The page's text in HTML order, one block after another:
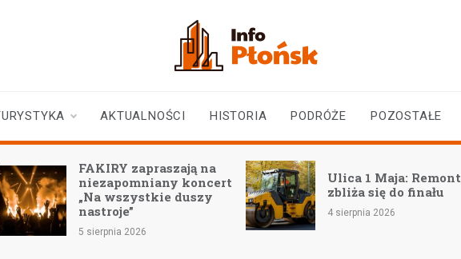
AKTUALNOŚCI HISTORIA PODRÓŻE POZOSTAŁE
FAKIRY zapraszają na
niezapomniany koncert
„Na wszystkie duszy
nastroje”
5 sierpnia 2026
Ulica 1 Maja: Remont
zbliża się do finału
4 sierpnia 2026